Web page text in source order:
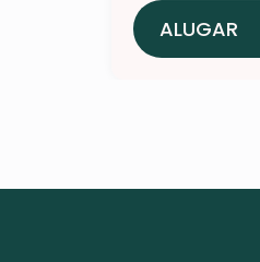
ALUGAR